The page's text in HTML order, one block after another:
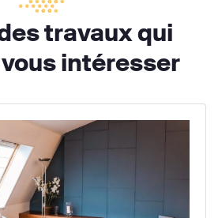
travaux qui
intéresser